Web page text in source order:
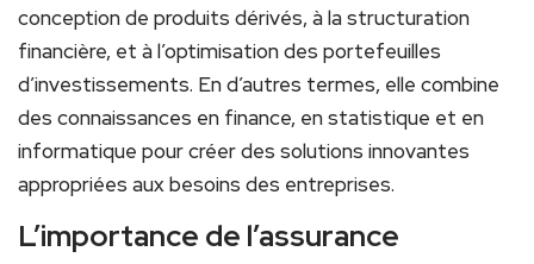
conception​ de produits dérivés, à⁣ la⁤ structuration
financière, et ‌à l’optimisation ⁤des portefeuilles
d’investissements.​ En d’autres termes, elle combine
des connaissances en⁣ finance, en statistique et en
informatique ‌pour créer ⁣des solutions innovantes
appropriées aux ⁤besoins des entreprises.
L’importance de l’assurance